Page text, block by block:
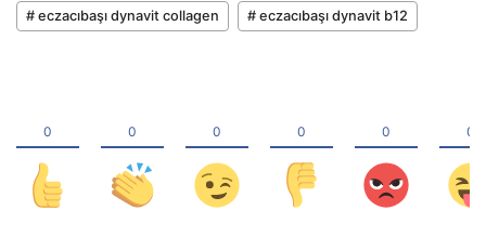
# eczacıbaşı dynavit collagen # eczacıbaşı dynavit b12